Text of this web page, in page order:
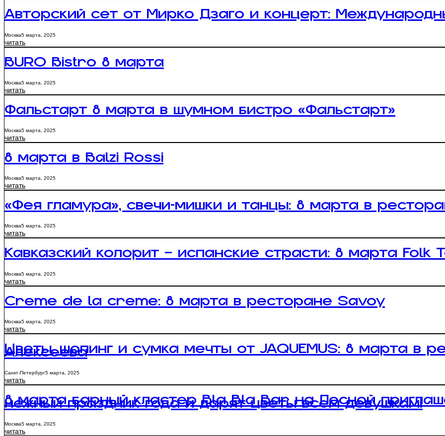
Авторский сет от Мирко Дзаго и концерт:
Москва5 марта, 2025
читать
BURO Bistro 8 марта
Москва5 марта, 2025
читать
Фальстарт 8 марта в шумном бистро «Фальстарт»
Москва5 марта, 2025
читать
8 марта в Balzi Rossi
Москва5 марта, 2025
читать
«Фея гламура», свечи-мишки и танцы: 8 марта в
Москва5 марта, 2025
читать
Кавказский колорит – испанские страсти: 8 марта Folk
Москва5 марта, 2025
читать
Сrème de la crème: 8 марта в ресторане Savoy
Москва5 марта, 2025
читать
Цветы, шопинг и сумка мечты от JAQUEMUS: 8 марта в
Алексеева
Санкт-Петербург5 марта, 2025
читать
8 марта барный кластер Bla Bla Bar на Лесной
нежный праздник года и дарят цветы всем девушкам!
Москва5 марта, 2025
читать